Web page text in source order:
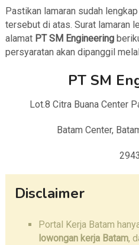
Pastikan lamaran sudah
tersebut di atas. Surat lamaran
alamat PT SM Engineering
persyaratan akan dipanggil
PT SM
Lot.8 Citra Buana Center
Batam Center,
Disclaimer
Portal Kerja Batam
lowongan kerja Batam,